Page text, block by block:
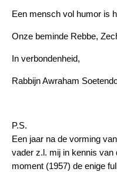
Een mensch vol humor is
Onze beminde Rebbe,
In verbondenheid,
Rabbijn Awraham
P.S.
Een jaar na de vorming
vader z.l. mij in kennis van
moment (1957) de enige